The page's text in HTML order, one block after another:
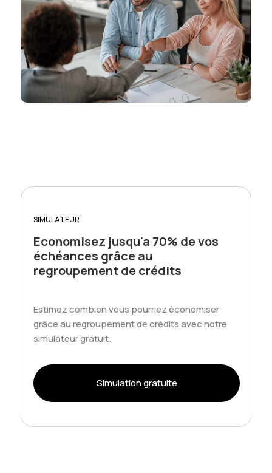
SIMULATEUR
Economisez jusqu'a 70% de vos
échéances grâce au
regroupement de crédits
Estimez combien vous pourriez économiser
grâce au regroupement de crédits avec notre
simulateur gratuit.
Simulation gratuite